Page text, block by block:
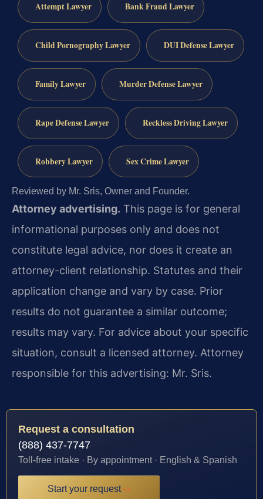
Attempt Lawyer Bank Fraud Lawyer
Child Pornography Lawyer DUI Defense Lawyer
Family Lawyer Murder Defense Lawyer
Rape Defense Lawyer Reckless Driving Lawyer
Robbery Lawyer Sex Crime Lawyer
Reviewed by Mr. Sris, Owner and Founder.
Attorney advertising. This page is for general
informational purposes only and does not
constitute legal advice, nor does it create an
attorney-client relationship. Statutes and their
application change and vary by case. Prior
results do not guarantee a similar outcome;
results may vary. For advice about your specific
situation, consult a licensed attorney. Attorney
responsible for this advertising: Mr. Sris.
Request a consultation
(888) 437-7747
Toll-free intake · By appointment · English & Spanish
Start your request